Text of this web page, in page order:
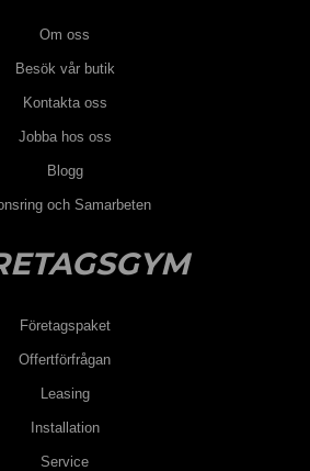
Om oss
Besök vår butik
Kontakta oss
Jobba hos oss
Blogg
och Samarbeten
Företagspaket
Offertförfrågan
Leasing
Installation
Service